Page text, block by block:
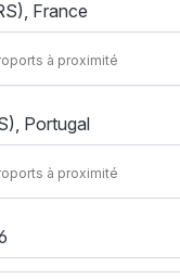
à proximité
à proximité